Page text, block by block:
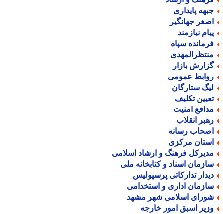
پایداری
جهانگیر
نیازمند
سپاه
بازار
عمومی
ستارگان
تکلیف
امنیت
انقلاب
رسانه
مرکزی
فرهنگ و ارشاد اسلامی
اسناد و کتابخانه ملی
تدارکاتی پرسپولیس
اداری و استخدامی
اسلامی شهر مشهد
اسبق امور خارجه